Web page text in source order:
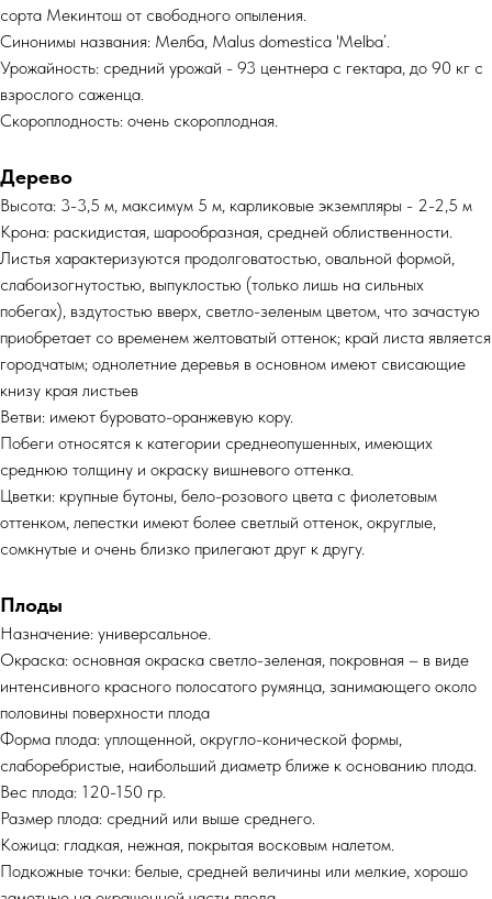
сорта Мекинтош от свободного опыления.
Синонимы названия: Мелба, Malus domestica 'Melba’.
Урожайность: средний урожай - 93 центнера с гектара, до 90 кг с
взрослого саженца.
Скороплодность: очень скороплодная.
Дерево
Высота: 3-3,5 м, максимум 5 м, карликовые экземпляры - 2-2,5 м
Крона: раскидистая, шарообразная, средней облиственности.
Листья характеризуются продолговатостью, овальной формой,
слабоизогнутостью, выпуклостью (только лишь на сильных
побегах), вздутостью вверх, светло-зеленым цветом, что зачастую
приобретает со временем желтоватый оттенок; край листа является
городчатым; однолетние деревья в основном имеют свисающие
книзу края листьев
Ветви: имеют буровато-оранжевую кору.
Побеги относятся к категории среднеопушенных, имеющих
среднюю толщину и окраску вишневого оттенка.
Цветки: крупные бутоны, бело-розового цвета с фиолетовым
оттенком, лепестки имеют более светлый оттенок, округлые,
сомкнутые и очень близко прилегают друг к другу.
Плоды
Назначение: универсальное.
Окраска: основная окраска светло-зеленая, покровная – в виде
интенсивного красного полосатого румянца, занимающего около
половины поверхности плода
Форма плода: уплощенной, округло-конической формы,
слаборебристые, наибольший диаметр ближе к основанию плода.
Вес плода: 120-150 гр.
Размер плода: средний или выше среднего.
Кожица: гладкая, нежная, покрытая восковым налетом.
Подкожные точки: белые, средней величины или мелкие, хорошо